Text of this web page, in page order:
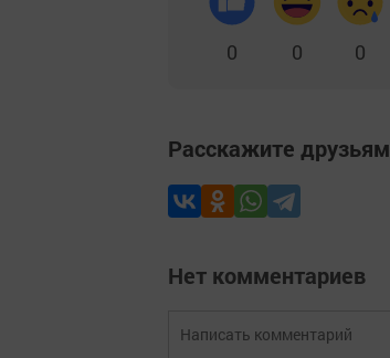
0 0 0
Расскажите друзьям
Нет комментариев